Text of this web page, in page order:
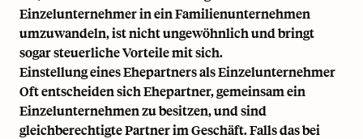
Einzelunternehmer in ein Familienunternehmen
umzuwandeln, ist nicht ungewöhnlich und bringt
sogar steuerliche Vorteile mit sich.
Einstellung eines Ehepartners als Einzelunternehmer
Oft entscheiden sich Ehepartner, gemeinsam ein
Einzelunternehmen zu besitzen, und sind
gleichberechtigte Partner im Geschäft. Falls das bei